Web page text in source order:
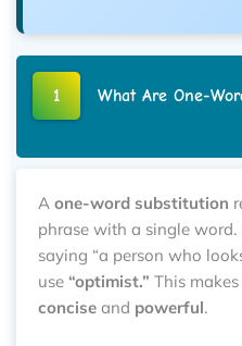
1 What Are One-
A one-word substitution
phrase with a single word.
saying “a person who
use “optimist.” This
concise and powerful.